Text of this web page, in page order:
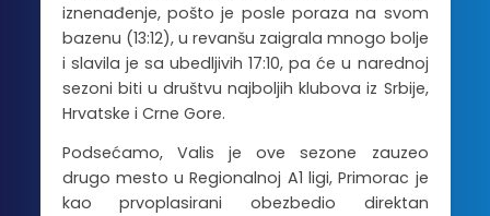
iznenađenje, pošto je posle poraza na svom
bazenu (13:12), u revanšu zaigrala mnogo bolje
i slavila je sa ubedljivih 17:10, pa će u narednoj
sezoni biti u društvu najboljih klubova iz Srbije,
Hrvatske i Crne Gore.
Podsećamo, Valis je ove sezone zauzeo
drugo mesto u Regionalnoj A1 ligi, Primorac je
kao prvoplasirani obezbedio direktan